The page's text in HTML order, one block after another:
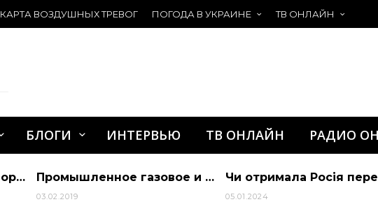
КАРТА ВОЗДУШНЫХ ТРЕВОГ ПОГОДА В УКРАИНЕ ТВ ОНЛАЙН
БЛОГИ ИНТЕРВЬЮ ТВ ОНЛАЙН РАДИО
РФ не войдет в переговорную площадку по вопросу деоккупации Крыма, — Кулеба | Алиби Промышленное газовое и теплоэнергетическое оборудование от компании «ВИТ-ТЕХГАЗ»
03.02.2019 05.01.2024